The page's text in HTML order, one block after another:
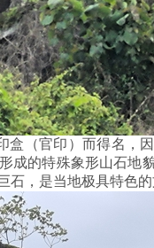
（官印）而得名，
成的特殊象形山石地
，是当地极具特色的